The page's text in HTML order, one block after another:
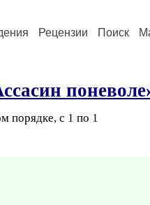
Рецензии Поиск
порядке, с 1 по 1